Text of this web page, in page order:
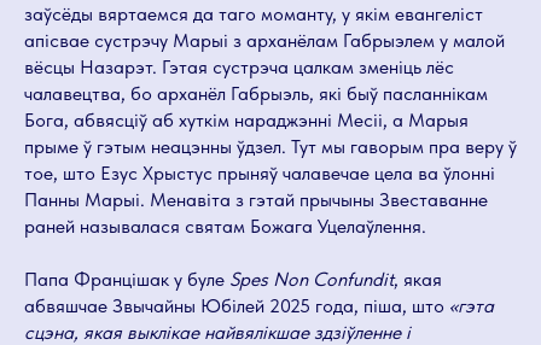
заўсёды вяртаемся да таго моманту, у якім евангеліст
апісвае сустрэчу Марыі з арханёлам Габрыэлем у малой
вёсцы Назарэт. Гэтая сустрэча цалкам зменіць лёс
чалавецтва, бо арханёл Габрыэль, які быў пасланнікам
Бога, абвясціў аб хуткім нараджэнні Месіі, а Марыя
прыме ў гэтым неацэнны ўдзел. Тут мы гаворым пра веру ў
тое, што Езус Хрыстус прыняў чалавечае цела ва ўлонні
Панны Марыі. Менавіта з гэтай прычыны Звеставанне
раней называлася святам Божага Уцелаўлення.
Папа Францішак у буле Spes Non Confundit, якая
абвяшчае Звычайны Юбілей 2025 года, піша, што «гэта
сцэна, якая выклікае найвялікшае здзіўленне і